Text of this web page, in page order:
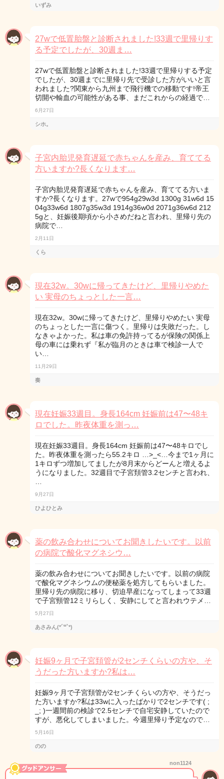
いずみ
27wで低置胎盤と診断されました!33週で里帰りす
る予定でしたが、30週ま…
27wで低置胎盤と診断されました!33週で里帰りする予定
でしたが、30週までに里帰り先で受診した方がいいと言
われました?関東から九州まで飛行機での移動です!帝王
切開や輸血の可能性がある事、まだこれからの経過で…
6月27日
シホ。
子宮内胎児発育遅延で赤ちゃんを産み、育ててる
方いますか?長くなります…
子宮内胎児発育遅延で赤ちゃんを産み、育ててる方いま
すか?長くなります。27wで954g29w3d 1300g 31w6d 15
04g33w6d 1807g35w3d 1914g36w0d 2071g36w6d 212
5gと、妊娠後期頃から小さめだねと言われ、里帰り先の
病院で…
2月11日
くら
現在32w。30wに帰ってきたけど、里帰りやめた
い 実母のちょっとした一言…
現在32w。30wに帰ってきたけど、里帰りやめたい 実母
のちょっとした一言に傷つく。里帰りは失敗だった。し
なきゃよかった。私は車の免許持ってるが保険の関係上
母の車には乗れず『私が臨月のときは車で検診一人で
い…
11月29日
奏
現在妊娠33週目。身長164cm 妊娠前は47〜48キ
ロでした。昨夜体重を測っ…
現在妊娠33週目。身長164cm 妊娠前は47〜48キロでし
た。昨夜体重を測ったら55.2キロ …>_<…今まで1ヶ月に
1キロずつ増加してましたが8月末からどーんと増えるよ
うになりました。32週目で子宮頚管3.2センチと言われ、
9月27日
ひよひとみ
薬の飲み合わせについてお聞きしたいです。以前
の病院で酸化マグネシウ…
薬の飲み合わせについてお聞きしたいです。以前の病院
で酸化マグネシウムの便秘薬を処方してもらいました。
里帰り先の病院に移り、切迫早産になってしまって33週
で子宮頸管12ミリらしく、安静にしてと言われウテメ…
5月27日
あさみん(*´꒳`*)
妊娠9ヶ月で子宮頚管が2センチくらいの方や、そ
うだった方いますか?私は…
妊娠9ヶ月で子宮頚管が2センチくらいの方や、そうだっ
た方いますか?私は33wに入ったばかりで2センチです( ;
_; )一週間前の検診で2.5センチで自宅安静していたので
すが、悪化してしまいました。今週里帰り予定なので…
5月16日
のの
non1124